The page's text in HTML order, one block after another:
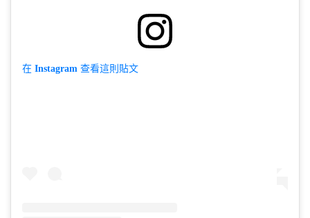
在 Instagram 查看這則貼文